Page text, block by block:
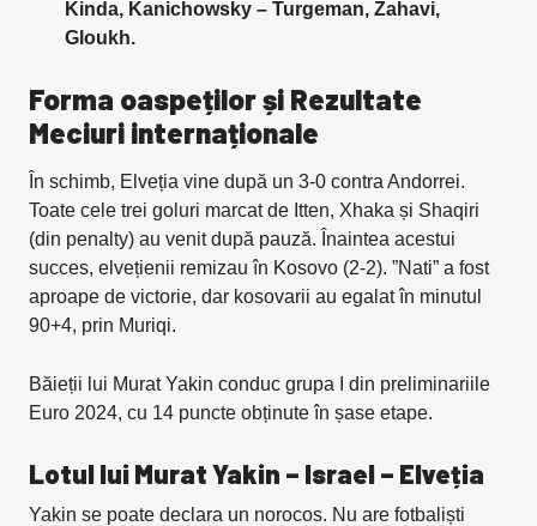
Kinda, Kanichowsky – Turgeman, Zahavi,
Gloukh.
Forma oaspeților și Rezultate
Meciuri internaționale
În schimb, Elveția vine după un 3-0 contra Andorrei.
Toate cele trei goluri marcat de Itten, Xhaka și Shaqiri
(din penalty) au venit după pauză. Înaintea acestui
succes, elvețienii remizau în Kosovo (2-2). ”Nati” a fost
aproape de victorie, dar kosovarii au egalat în minutul
90+4, prin Muriqi.
Băieții lui Murat Yakin conduc grupa I din preliminariile
Euro 2024, cu 14 puncte obținute în șase etape.
Lotul lui Murat Yakin – Israel – Elveția
Yakin se poate declara un norocos. Nu are fotbaliști